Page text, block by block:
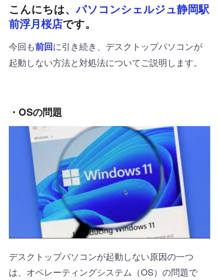
こんにちは、パソコンシェルジュ静岡駅
前浮月桜店です。
今回も前回に引き続き、デスクトップパソコンが
起動しない方法と対処法についてご説明します。
・OSの問題
デスクトップパソコンが起動しない原因の一つ
は、オペレーティングシステム（OS）の問題で